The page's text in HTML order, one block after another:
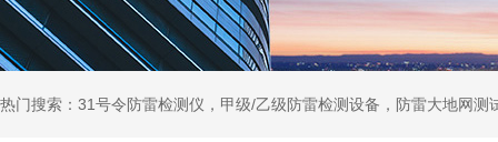
热门搜索：31号令防雷检测仪，甲级/乙级防雷检测设备，防雷大地网